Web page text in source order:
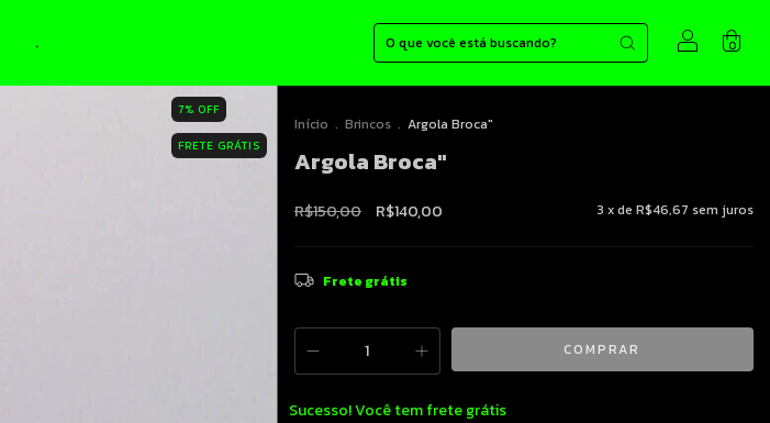
. 0
7% OFF
FRETE GRÁTIS
Início . Brincos . Argola Broca"
Argola Broca"
R$150,00 R$140,00 3 x de R$46,67 sem juros
Frete grátis
Sucesso! Você tem frete grátis